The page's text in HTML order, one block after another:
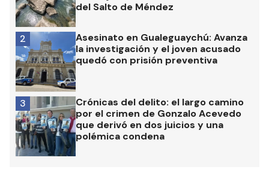
del Salto de Méndez
Asesinato en Gualeguaychú: Avanza
la investigación y el joven acusado
quedó con prisión preventiva
2
Crónicas del delito: el largo camino
por el crimen de Gonzalo Acevedo
que derivó en dos juicios y una
polémica condena
3